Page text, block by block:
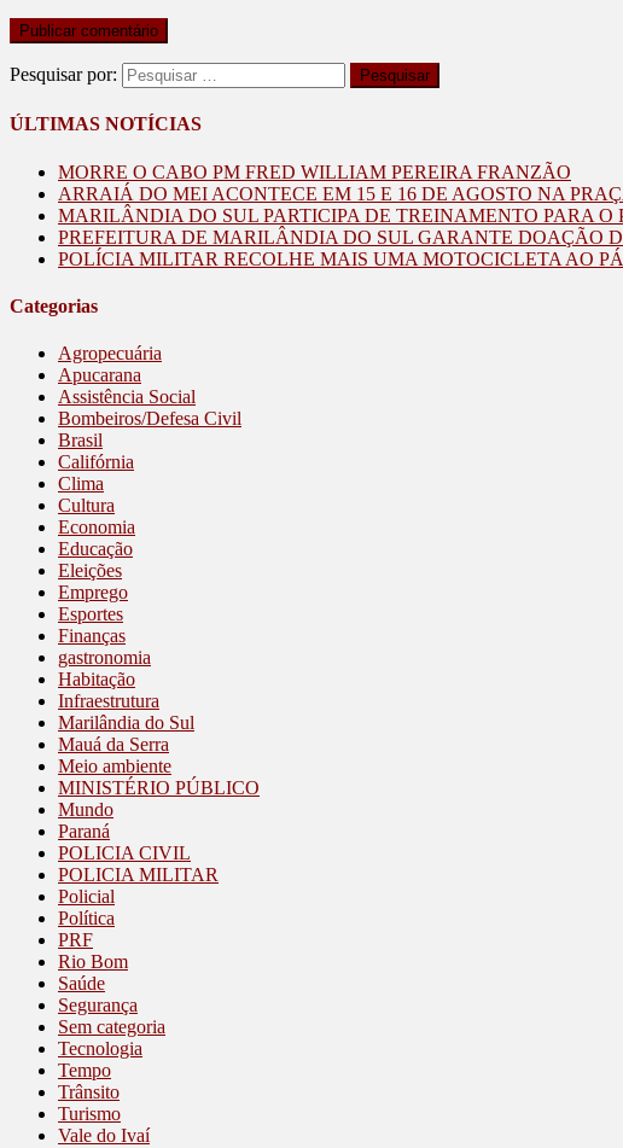
Pesquisar por:
ÚLTIMAS NOTÍCIAS
MORRE O CABO PM FRED WILLIAM PEREIRA FRANZÃO
ARRAIÁ DO MEI ACONTECE EM 15 E 16 DE AGOSTO NA
MARILÂNDIA DO SUL PARTICIPA DE TREINAMENTO PARA O
PREFEITURA DE MARILÂNDIA DO SUL GARANTE DOAÇÃO
POLÍCIA MILITAR RECOLHE MAIS UMA MOTOCICLETA AO
Categorias
Agropecuária
Apucarana
Assistência Social
Bombeiros/Defesa Civil
Brasil
Califórnia
Clima
Cultura
Economia
Educação
Eleições
Emprego
Esportes
Finanças
gastronomia
Habitação
Infraestrutura
Marilândia do Sul
Mauá da Serra
Meio ambiente
MINISTÉRIO PÚBLICO
Mundo
Paraná
POLICIA CIVIL
POLICIA MILITAR
Policial
Política
PRF
Rio Bom
Saúde
Segurança
Sem categoria
Tecnologia
Tempo
Trânsito
Turismo
Vale do Ivaí